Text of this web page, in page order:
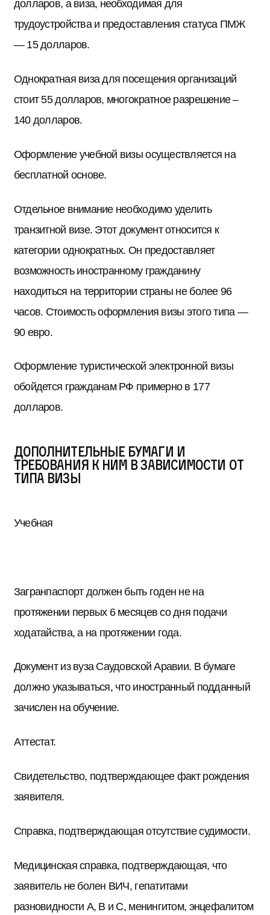
долларов, а виза, необходимая для
трудоустройства и предоставления статуса ПМЖ
— 15 долларов.
Однократная виза для посещения организаций
стоит 55 долларов, многократное разрешение –
140 долларов.
Оформление учебной визы осуществляется на
бесплатной основе.
Отдельное внимание необходимо уделить
транзитной визе. Этот документ относится к
категории однократных. Он предоставляет
возможность иностранному гражданину
находиться на территории страны не более 96
часов. Стоимость оформления визы этого типа —
90 евро.
Оформление туристической электронной визы
обойдется гражданам РФ примерно в 177
долларов.
Дополнительные бумаги и
требования к ним в зависимости от
типа визы
Учебная
Загранпаспорт должен быть годен не на
протяжении первых 6 месяцев со дня подачи
ходатайства, а на протяжении года.
Документ из вуза Саудовской Аравии. В бумаге
должно указываться, что иностранный подданный
зачислен на обучение.
Аттестат.
Свидетельство, подтверждающее факт рождения
заявителя.
Справка, подтверждающая отсутствие судимости.
Медицинская справка, подтверждающая, что
заявитель не болен ВИЧ, гепатитами
разновидности А, В и С, менингитом, энцефалитом